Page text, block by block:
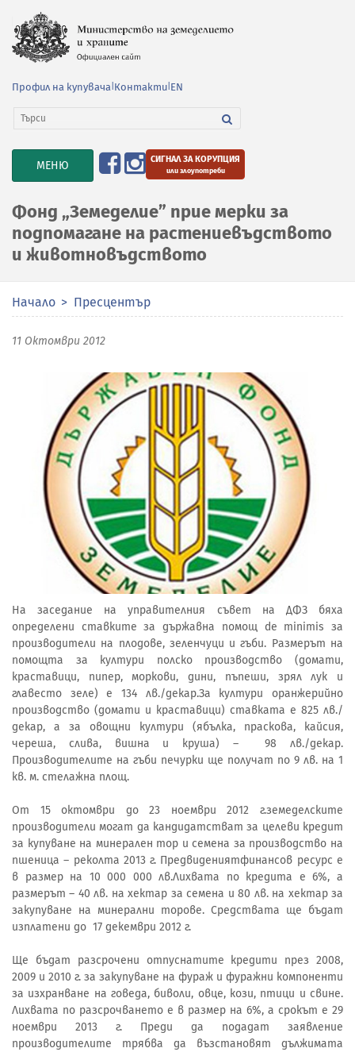
Профил на купувача Контакти EN
TOGGLE
NAVIGATION
МЕНЮ СИГНАЛ ЗА КОРУПЦИЯ
или злоупотреби
Фонд „Земеделие” прие мерки за
подпомагане на растениевъдството
и животновъдството
Начало Пресцентър
11 Октомври 2012
На заседание на управителния съвет на ДФЗ бяха
определени ставките за държавна помощ de minimis за
производители на плодове, зеленчуци и гъби. Размерът на
помощта за култури полско производство (домати,
краставици, пипер, моркови, дини, пъпеши, зрял лук и
главесто зеле) е 134 лв./декар.За култури оранжерийно
производство (домати и краставици) ставката е 825 лв./
декар, а за овощни култури (ябълка, праскова, кайсия,
череша, слива, вишна и круша) – 98 лв./декар.
Производителите на гъби печурки ще получат по 9 лв. на 1
кв. м. стелажна площ.
От 15 октомври до 23 ноември 2012 г.земеделските
производители могат да кандидатстват за целеви кредит
за купуване на минерален тор и семена за производство на
пшеница – реколта 2013 г. Предвидениятфинансов ресурс е
в размер на 10 000 000 лв.Лихвата по кредита е 6%, а
размерът – 40 лв. на хектар за семена и 80 лв. на хектар за
закупуване на минерални торове. Средствата ще бъдат
изплатени до 17 декември 2012 г.
Ще бъдат разсрочени отпуснатите кредити през 2008,
2009 и 2010 г. за закупуване на фураж и фуражни компоненти
за изхранване на говеда, биволи, овце, кози, птици и свине.
Лихвата по разсрочването е в размер на 6%, а срокът е 29
ноември 2013 г. Преди да подадат заявление
производителите трябва да възстановят дължимата